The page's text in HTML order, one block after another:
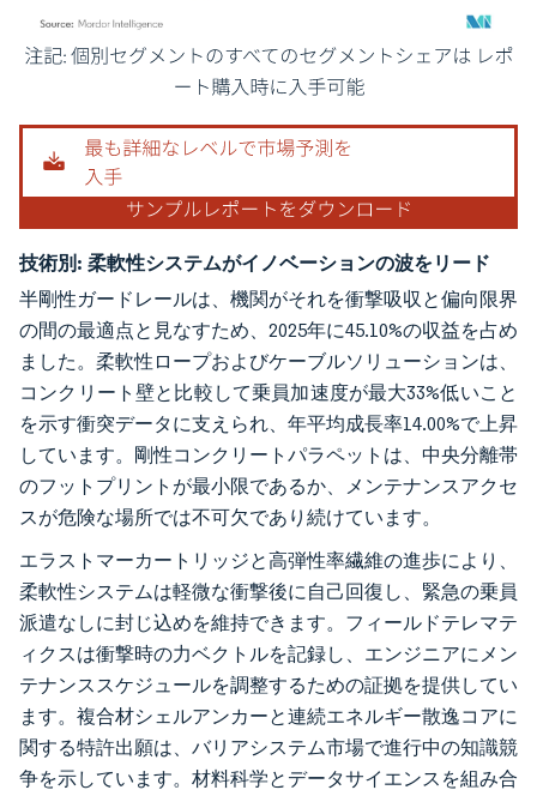
画像 © Mordor Intelligence。再利用にはCC BY 4.0の表示が必要です。
技術別: 柔軟性システムがイノベーションの波をリード
半剛性ガードレールは、機関がそれを衝撃吸収と偏向限界
の間の最適点と見なすため、2025年に45.10%の収益を占め
ました。柔軟性ロープおよびケーブルソリューションは、
コンクリート壁と比較して乗員加速度が最大33%低いこと
を示す衝突データに支えられ、年平均成長率14.00%で上昇
しています。剛性コンクリートパラペットは、中央分離帯
のフットプリントが最小限であるか、メンテナンスアクセ
スが危険な場所では不可欠であり続けています。
エラストマーカートリッジと高弾性率繊維の進歩により、
柔軟性システムは軽微な衝撃後に自己回復し、緊急の乗員
派遣なしに封じ込めを維持できます。フィールドテレマテ
ィクスは衝撃時の力ベクトルを記録し、エンジニアにメン
テナンススケジュールを調整するための証拠を提供してい
ます。複合材シェルアンカーと連続エネルギー散逸コアに
関する特許出願は、バリアシステム市場で進行中の知識競
争を示しています。材料科学とデータサイエンスを組み合